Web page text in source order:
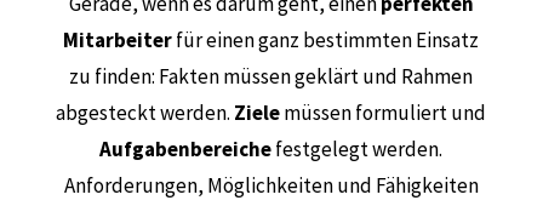
Mitarbeiterfür einen ganz bestimmten Einsatz
zu finden: Fakten müssen geklärt und Rahmen
abgesteckt werden. Zielemüssen formuliert und
Aufgabenbereichefestgelegt werden.
Anforderungen, Möglichkeiten und Fähigkeiten